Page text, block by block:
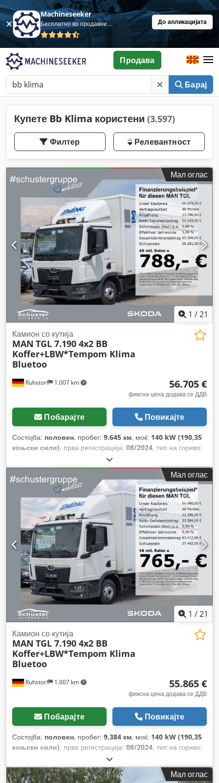
Machineseeker
Бесплатно во продавница До апликацијата
Барај
Продава
Купете Bb Klima користени (3.597)
Филтер Релевантност
Мал оглас
1 /21
Ruhstorf 1.007 km
Камион со кутија
MAN TGL 7.190 4x2 BB
Koffer+LBW*Tempom Klima
Bluetoo
56.705 €
фиксна цена додава се ДДВ
Побарајте Повикајте
Состојба: половен, пробег: 9.645 км, моќ: 140 kW (190,35
коњски сили), прва регистрација: 08/2024, тип на гориво:
бело
Година на изградба:2024, Опрема:ABS, борден
компјутер, електронска програма за стабилност (ESP),
заден лифт, клима уред, компресиран воздушен
сопирачки, светла за магла, систем за имобилизатор,
систем за контрола на влечењето, темпомат,
централно заклучување,
Мал оглас
1 /21
Ruhstorf 1.007 km
Камион со кутија
MAN TGL 7.190 4x2 BB
Koffer+LBW*Tempom Klima
Bluetoo
55.865 €
фиксна цена додава се ДДВ
Побарајте Повикајте
Состојба: половен, пробег: 9.384 км, моќ: 140 kW (190,35
коњски сили), прва регистрација: 08/2024, тип на гориво:
бело
Година на изградба:2024, Опрема:ABS, борден
компјутер, електронска програма за стабилност (ESP),
Мал оглас